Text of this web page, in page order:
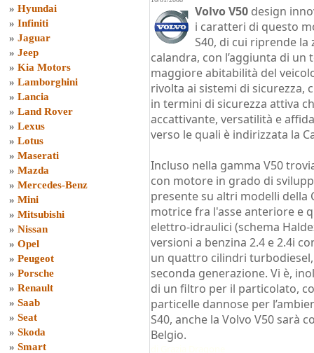
» Hyundai
» Infiniti
» Jaguar
» Jeep
» Kia Motors
» Lamborghini
» Lancia
» Land Rover
» Lexus
» Lotus
» Maserati
» Mazda
» Mercedes-Benz
» Mini
» Mitsubishi
» Nissan
» Opel
» Peugeot
» Porsche
» Renault
» Saab
» Seat
» Skoda
» Smart
Volvo V50 design
i caratteri di questo
S40, di cui riprende
calandra, con l’aggiunta di
maggiore abitabilità del
rivolta ai sistemi di sicurezza,
in termini di sicurezza attiva
accattivante, versatilità e
verso le quali è indirizzata la
Incluso nella gamma V50
con motore in grado di
presente su altri modelli della
motrice fra l'asse anteriore e
elettro-idraulici (schema
versioni a benzina 2.4 e 2.4i
un quattro cilindri
seconda generazione. Vi è,
di un filtro per il particolato,
particelle dannose per
S40, anche la Volvo V50 sarà
Belgio.